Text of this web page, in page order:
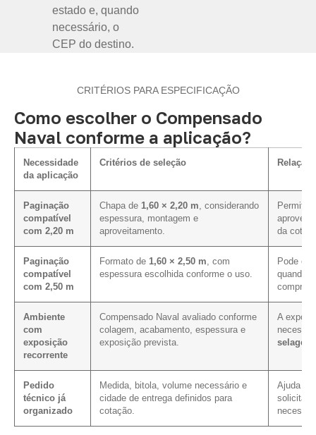
estado e, quando
necessário, o
CEP do destino.
CRITÉRIOS PARA ESPECIFICAÇÃO
Como escolher o Compensado
Naval conforme a aplicação?
Necessidade
da aplicação
Critérios de seleção
Paginação
compatível
com 2,20 m
Chapa de 1,60 × 2,20 m , considerando
espessura, montagem e
aproveitamento.
Permite
da
Paginação
compatível
com 2,50 m
Formato de 1,60 × 2,50 m , com
espessura escolhida conforme o uso.
Pode
quando
Ambiente
com
exposição
recorrente
Compensado Naval avaliado conforme
colagem, acabamento, espessura e
exposição prevista.
A
Pedido
técnico já
organizado
Medida, bitola, volume necessário e
cidade de entrega definidos para
cotação.
Ajuda a